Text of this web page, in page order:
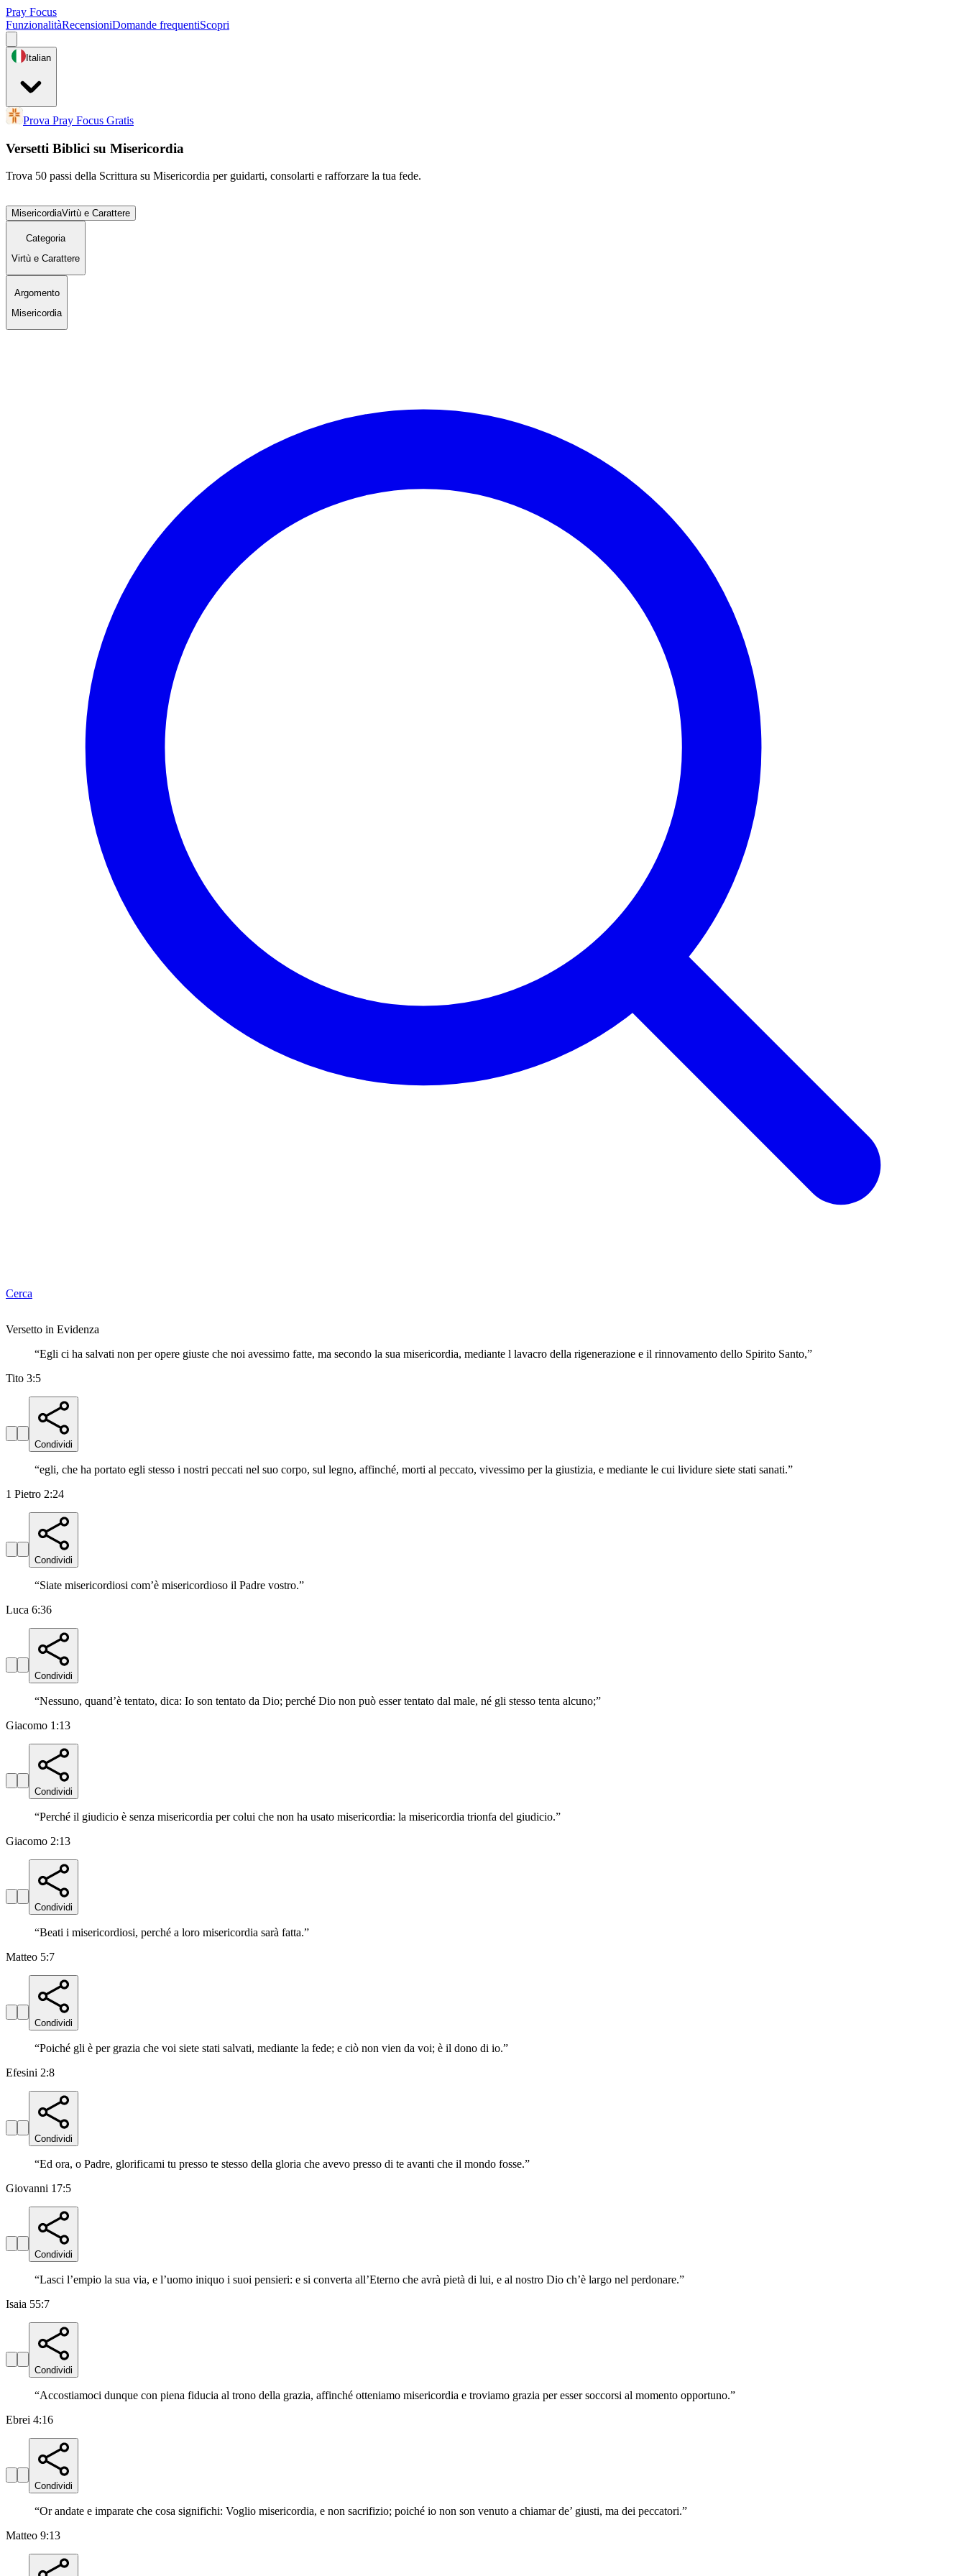
Pray Focus
FunzionalitàRecensioniDomande frequentiScopri
Italian
Prova Pray Focus Gratis
Versetti Biblici su Misericordia
Trova 50 passi della Scrittura su Misericordia per guidarti, consolarti e rafforzare la tua fede.
MisericordiaVirtù e Carattere
Categoria
Virtù e Carattere
Argomento
Misericordia
Cerca
Versetto in Evidenza
“Egli ci ha salvati non per opere giuste che noi avessimo fatte, ma secondo la sua misericordia, mediante l lavacro della rigenerazione e il rinnovamento dello Spirito Santo,”
Tito 3:5
Condividi
“egli, che ha portato egli stesso i nostri peccati nel suo corpo, sul legno, affinché, morti al peccato, vivessimo per la giustizia, e mediante le cui lividure siete stati sanati.”
1 Pietro 2:24
Condividi
“Siate misericordiosi com’è misericordioso il Padre vostro.”
Luca 6:36
Condividi
“Nessuno, quand’è tentato, dica: Io son tentato da Dio; perché Dio non può esser tentato dal male, né gli stesso tenta alcuno;”
Giacomo 1:13
Condividi
“Perché il giudicio è senza misericordia per colui che non ha usato misericordia: la misericordia trionfa del giudicio.”
Giacomo 2:13
Condividi
“Beati i misericordiosi, perché a loro misericordia sarà fatta.”
Matteo 5:7
Condividi
“Poiché gli è per grazia che voi siete stati salvati, mediante la fede; e ciò non vien da voi; è il dono di io.”
Efesini 2:8
Condividi
“Ed ora, o Padre, glorificami tu presso te stesso della gloria che avevo presso di te avanti che il mondo fosse.”
Giovanni 17:5
Condividi
“Lasci l’empio la sua via, e l’uomo iniquo i suoi pensieri: e si converta all’Eterno che avrà pietà di lui, e al nostro Dio ch’è largo nel perdonare.”
Isaia 55:7
Condividi
“Accostiamoci dunque con piena fiducia al trono della grazia, affinché otteniamo misericordia e troviamo grazia per esser soccorsi al momento opportuno.”
Ebrei 4:16
Condividi
“Or andate e imparate che cosa significhi: Voglio misericordia, e non sacrifizio; poiché io non son venuto a chiamar de’ giusti, ma dei peccatori.”
Matteo 9:13